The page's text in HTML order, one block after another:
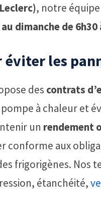
, notre
dimanche de 6h30
les
des contrats
à chaleur et
un rendement
conforme aux
frigorigènes. Nos
étanchéité,